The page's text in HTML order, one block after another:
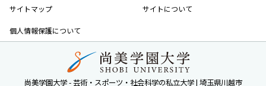
サイトマップ サイトについて
個人情報保護について
尚美学園大学 - 芸術・スポーツ・社会科学の私立大学 | 埼玉県川越市